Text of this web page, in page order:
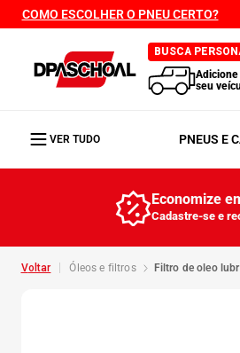
COMO ESCOLHER O PNEU CERTO?
BUSCA
Adicione
seu
VER TUDO PNEUS E
Economize
Cadastre-se e
óleos e filtros filtro de oleo